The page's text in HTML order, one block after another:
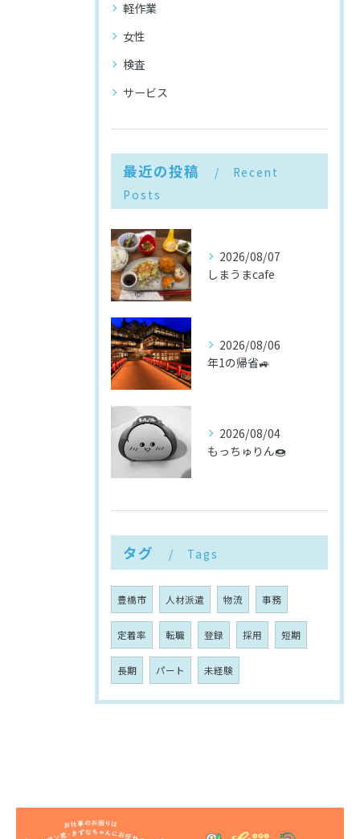
軽作業
女性
検査
サービス
最近の投稿
Recent
Posts
2026/08/07
しまうまcafe
2026/08/06
年1の帰省🚙
2026/08/04
もっちゅりん🍩
タグ Tags
豊橋市 人材派遣 物流 事務
定着率 転職 登録 採用 短期
長期 パート 未経験